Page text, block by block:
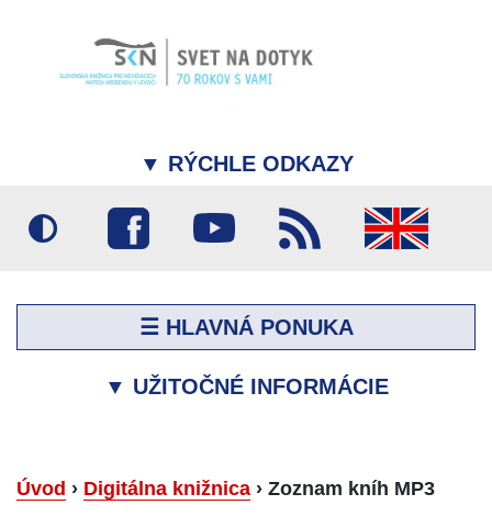
▼ RÝCHLE ODKAZY
☰ HLAVNÁ PONUKA
▼ UŽITOČNÉ INFORMÁCIE
Úvod › Digitálna knižnica › Zoznam kníh MP3